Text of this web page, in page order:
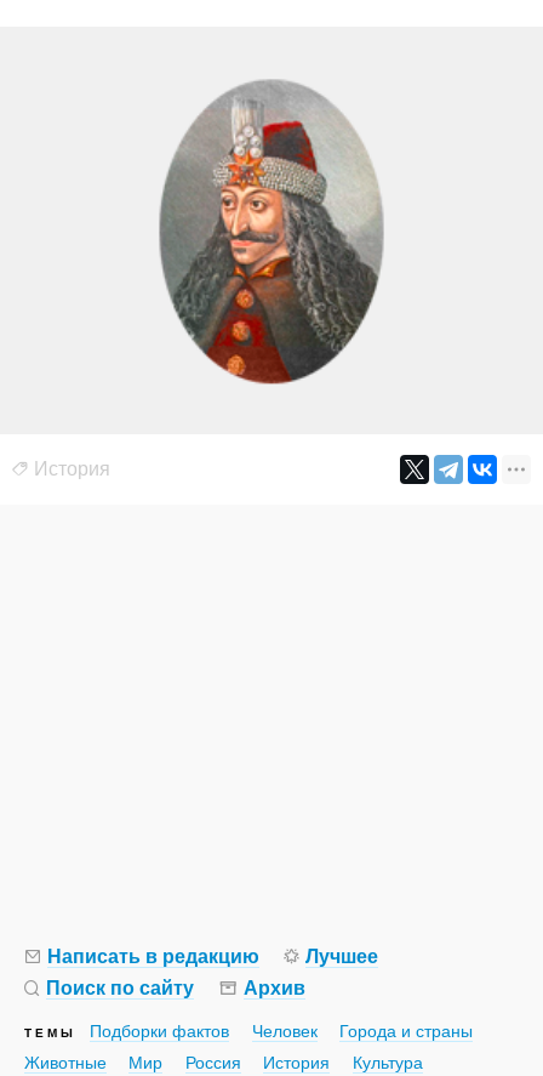
История
Написать в редакцию
Лучшее
Поиск по сайту
Архив
ТЕМЫ Подборки фактов Человек
Города и страны
Животные
Мир Россия История Культура